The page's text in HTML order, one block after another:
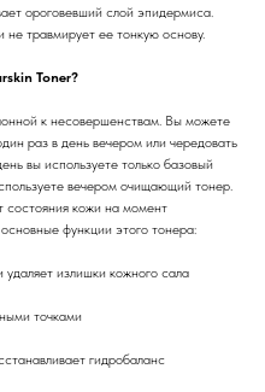
ороговевший слой эпидермиса.
не травмирует ее тонкую основу.
Toner?
к несовершенствам. Вы можете
раз в день вечером или чередовать
вы используете только базовый
вечером очищающий тонер.
состояния кожи на момент
функции этого тонера:
излишки кожного сала
точками
гидробаланс